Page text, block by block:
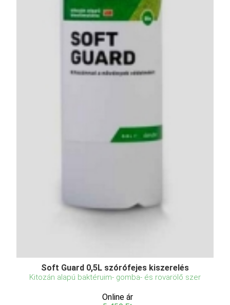
Soft Guard 0,5L szórófejes kiszerelés
Kitozán alapú baktéruim- gomba- és rovarölő szer
Online ár